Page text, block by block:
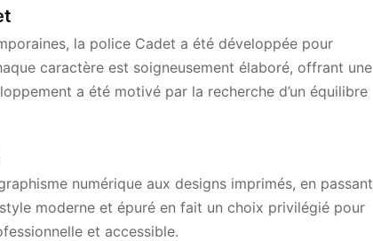
la police Cadet a été développée pour
caractère est soigneusement élaboré, offrant une
a été motivé par la recherche d’un équilibre
numérique aux designs imprimés, en passant
moderne et épuré en fait un choix privilégié pour
et accessible.